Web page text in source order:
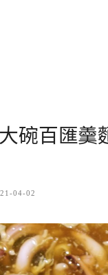
碗百匯羹
04-02